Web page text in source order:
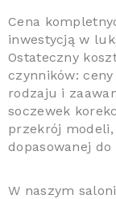
Cena
inwestycją w
Ostateczny
czynników:
rodzaju i
soczewek
przekrój
dopasowanej
W naszym